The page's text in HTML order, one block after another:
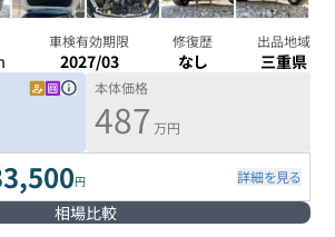
車検有効期限
2027/03
修復歴
なし
出品地域
三重県
本体価格
487 万円
円 詳細を見る
相場比較